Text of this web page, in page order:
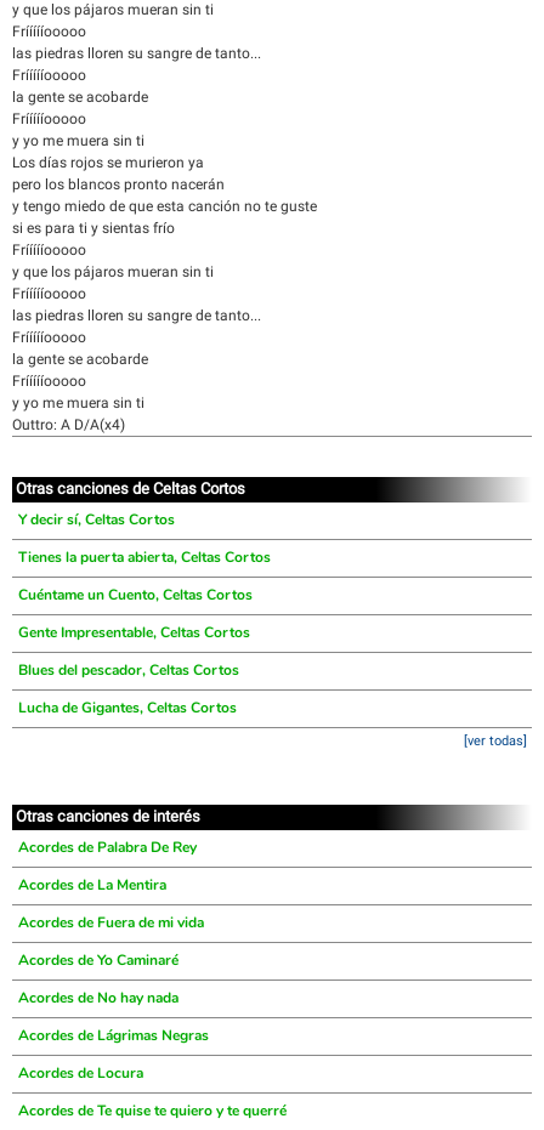
y que los pájaros mueran sin ti
Fríííííooooo
las piedras lloren su sangre de tanto...
Fríííííooooo
la gente se acobarde
Fríííííooooo
y yo me muera sin ti
Los días rojos se murieron ya
pero los blancos pronto nacerán
y tengo miedo de que esta canción no te guste
si es para ti y sientas frío
Fríííííooooo
y que los pájaros mueran sin ti
Fríííííooooo
las piedras lloren su sangre de tanto...
Fríííííooooo
la gente se acobarde
Fríííííooooo
y yo me muera sin ti
Outtro: A D/A(x4)
Otras canciones de Celtas Cortos
Y decir sí, Celtas Cortos
Tienes la puerta abierta, Celtas Cortos
Cuéntame un Cuento, Celtas Cortos
Gente Impresentable, Celtas Cortos
Blues del pescador, Celtas Cortos
Lucha de Gigantes, Celtas Cortos
[ver todas]
Otras canciones de interés
Acordes de Palabra De Rey
Acordes de La Mentira
Acordes de Fuera de mi vida
Acordes de Yo Caminaré
Acordes de No hay nada
Acordes de Lágrimas Negras
Acordes de Locura
Acordes de Te quise te quiero y te querré